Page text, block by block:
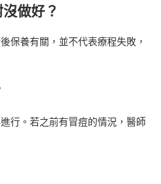
做好？
保養有關，並不代表療程失敗，
行。若之前有冒痘的情況，醫師